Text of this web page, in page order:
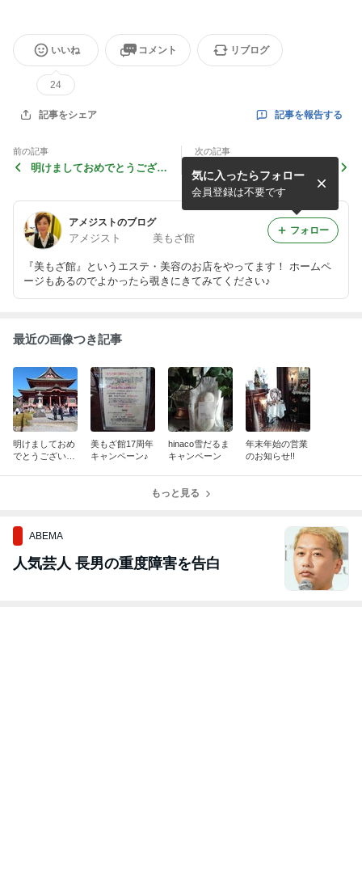
いいね
24
コメント リブログ
記事をシェア 記事を報告する
前の記事
明けましておめでとうござい
次の記事
美もざ館17周年キャンペー
ン♪
アメジストのブログ
アメジスト 美もざ館
『美もざ館』というエステ・美容のお店をやってます！ ホームペ
ージもあるのでよかったら覗きにきてみてください♪
気に入ったらフォロー
会員登録は不要です
フォロー
最近の画像つき記事
明けましておめ
でとうございま
美もざ館17周年
キャンペーン♪
hinaco雪だるま
キャンペーン
年末年始の営業
のお知らせ!!
もっと見る
ABEMA
人気芸人 長男の重度障害を告白